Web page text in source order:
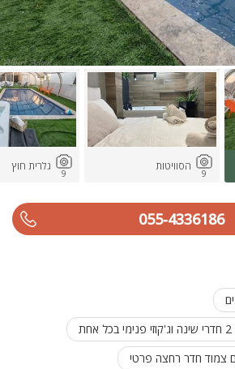
9
הסוויטות
9
גלרית חוץ
055-4336186
צמוד חדר רחצה פרטי